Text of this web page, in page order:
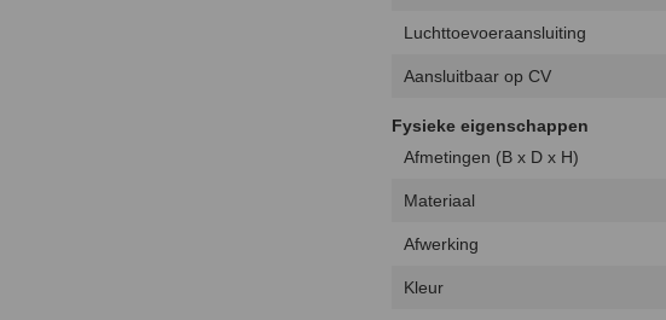
Luchttoevoeraansluiting
Aansluitbaar op CV
Fysieke eigenschappen
Afmetingen (B x D x H)
Materiaal
Afwerking
Kleur